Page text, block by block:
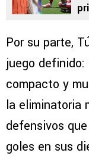
Por su parte,
juego
compacto y
la eliminatoria
defensivos
goles en sus